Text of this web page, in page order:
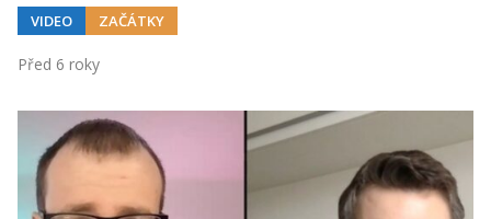
VIDEO ZAČÁTKY
Před 6 roky